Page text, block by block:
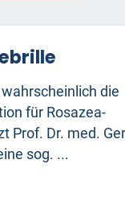
die
für Rosazea-
Prof. Dr. med.
sog. ...